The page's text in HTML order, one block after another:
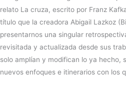
relato La cruza, escrito por Franz
título que la creadora Abigail Lazkoz
presentarnos una singular
revisitada y actualizada desde sus
solo amplían y modifican lo ya hecho,
nuevos enfoques e itinerarios con los